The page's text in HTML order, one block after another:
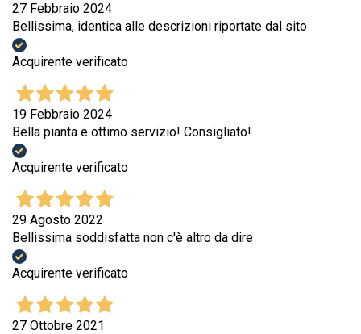
27 Febbraio 2024
Bellissima, identica alle descrizioni riportate dal sito
Acquirente verificato
19 Febbraio 2024
Bella pianta e ottimo servizio! Consigliato!
Acquirente verificato
29 Agosto 2022
Bellissima soddisfatta non c'è altro da dire
Acquirente verificato
27 Ottobre 2021